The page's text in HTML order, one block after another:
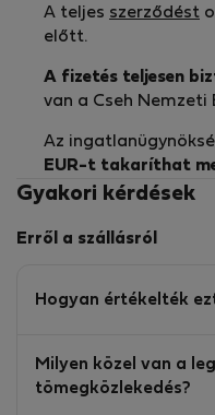
A teljes szerződést
előtt.
A fizetés teljesen
van a Cseh Nemzeti
Az
EUR-t takaríthat
Gyakori kérdések
Erről a szállásról
Hogyan értékelték
Milyen közel van a
tömegközlekedés?